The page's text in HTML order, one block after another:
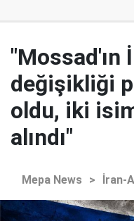
"Mossad'ın
değişikliği
oldu, iki
alındı"
Mepa News > İran-